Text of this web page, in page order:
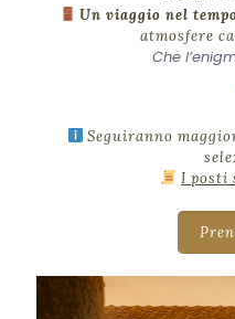
Un viaggio nel
atmosfere
Che
Seguiranno
I posti